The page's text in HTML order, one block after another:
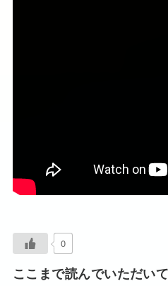
0
ここまで読んでいただい